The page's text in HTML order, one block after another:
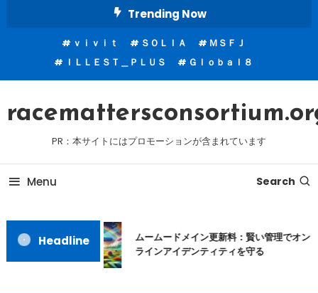
Trending Now
ｖｉｖｉｔ ＳＯＬＩＡ
ＭＳＦＪ
ＩＬＬＥＳＴ＿ＰＬＵＳ
Ｇｌｏｂａｌ８
PR：本サイトにはプロモーションが含まれています
Menu Search
Headline
ムームードメイン更新料：賢い管理でオン
ラインアイデンティティを守る